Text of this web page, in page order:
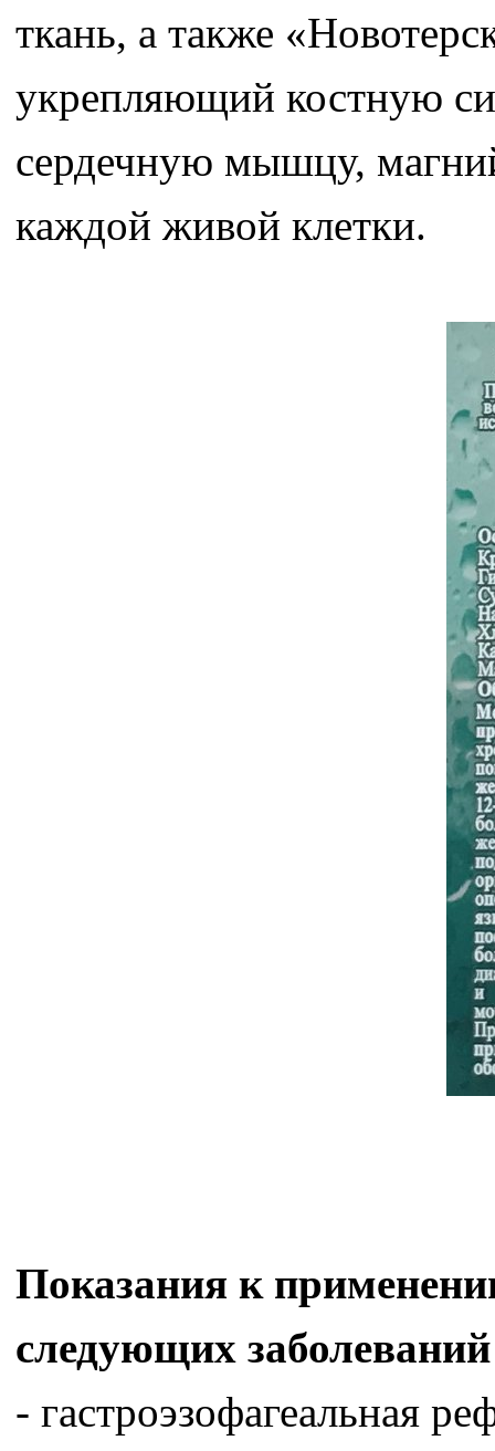
ткань, а также
укрепляющий костную
сердечную мышцу,
каждой живой клетки.
Показания к
следующих
- гастроэзофагеальная